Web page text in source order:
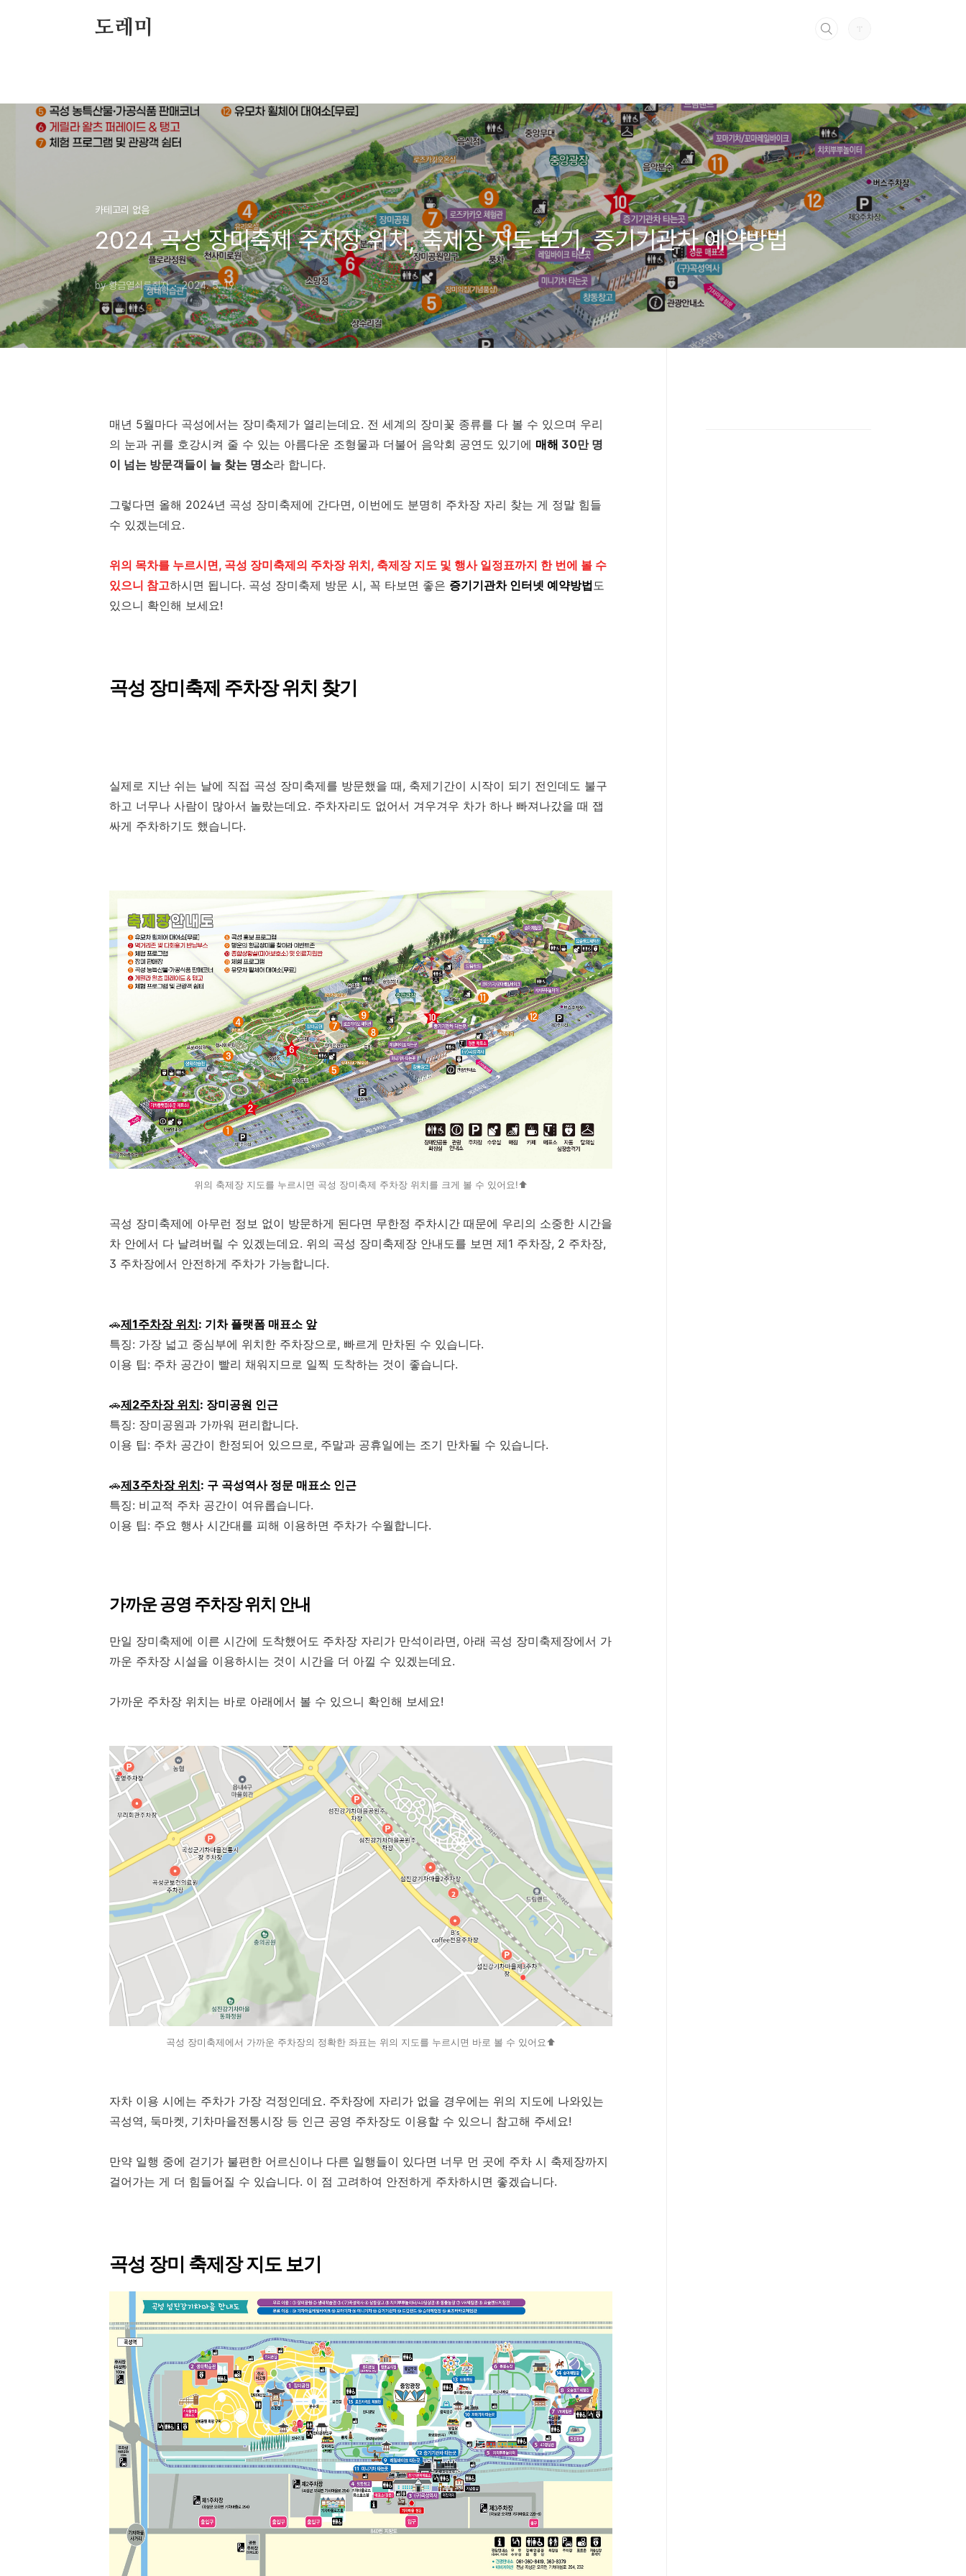
도레미
카테고리 없음
2024 곡성 장미축제 주차장 위치, 축제장 지도 보기, 증기기관차 예약방법
by 황금열쇠를쥔자 2024. 5. 19.
매년 5월마다 곡성에서는 장미축제가 열리는데요. 전 세계의 장미꽃 종류를 다 볼 수 있으며 우리
의 눈과 귀를 호강시켜 줄 수 있는 아름다운 조형물과 더불어 음악회 공연도 있기에 매해 30만 명
이 넘는 방문객들이 늘 찾는 명소라 합니다.
그렇다면 올해 2024년 곡성 장미축제에 간다면, 이번에도 분명히 주차장 자리 찾는 게 정말 힘들
수 있겠는데요.
위의 목차를 누르시면, 곡성 장미축제의 주차장 위치, 축제장 지도 및 행사 일정표까지 한 번에 볼 수
있으니 참고하시면 됩니다. 곡성 장미축제 방문 시, 꼭 타보면 좋은 증기기관차 인터넷 예약방법도
있으니 확인해 보세요!
곡성 장미축제 주차장 위치 찾기
실제로 지난 쉬는 날에 직접 곡성 장미축제를 방문했을 때, 축제기간이 시작이 되기 전인데도 불구
하고 너무나 사람이 많아서 놀랐는데요. 주차자리도 없어서 겨우겨우 차가 하나 빠져나갔을 때 잽
싸게 주차하기도 했습니다.
위의 축제장 지도를 누르시면 곡성 장미축제 주차장 위치를 크게 볼 수 있어요!⬆️
곡성 장미축제에 아무런 정보 없이 방문하게 된다면 무한정 주차시간 때문에 우리의 소중한 시간을
차 안에서 다 날려버릴 수 있겠는데요. 위의 곡성 장미축제장 안내도를 보면 제1 주차장, 2 주차장,
3 주차장에서 안전하게 주차가 가능합니다.
🚗제1주차장 위치: 기차 플랫폼 매표소 앞
특징: 가장 넓고 중심부에 위치한 주차장으로, 빠르게 만차된 수 있습니다.
이용 팁: 주차 공간이 빨리 채워지므로 일찍 도착하는 것이 좋습니다.
🚗제2주차장 위치: 장미공원 인근
특징: 장미공원과 가까워 편리합니다.
이용 팁: 주차 공간이 한정되어 있으므로, 주말과 공휴일에는 조기 만차될 수 있습니다.
🚗제3주차장 위치: 구 곡성역사 정문 매표소 인근
특징: 비교적 주차 공간이 여유롭습니다.
이용 팁: 주요 행사 시간대를 피해 이용하면 주차가 수월합니다.
가까운 공영 주차장 위치 안내
만일 장미축제에 이른 시간에 도착했어도 주차장 자리가 만석이라면, 아래 곡성 장미축제장에서 가
까운 주차장 시설을 이용하시는 것이 시간을 더 아낄 수 있겠는데요.
가까운 주차장 위치는 바로 아래에서 볼 수 있으니 확인해 보세요!
곡성 장미축제에서 가까운 주차장의 정확한 좌표는 위의 지도를 누르시면 바로 볼 수 있어요⬆️
자차 이용 시에는 주차가 가장 걱정인데요. 주차장에 자리가 없을 경우에는 위의 지도에 나와있는
곡성역, 둑마켓, 기차마을전통시장 등 인근 공영 주차장도 이용할 수 있으니 참고해 주세요!
만약 일행 중에 걷기가 불편한 어르신이나 다른 일행들이 있다면 너무 먼 곳에 주차 시 축제장까지
걸어가는 게 더 힘들어질 수 있습니다. 이 점 고려하여 안전하게 주차하시면 좋겠습니다.
곡성 장미 축제장 지도 보기